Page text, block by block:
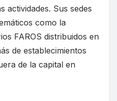
actividades. Sus sedes
como la
FAROS distribuidos en
de establecimientos
de la capital en